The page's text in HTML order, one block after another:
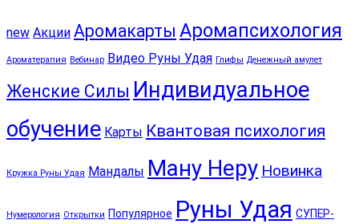
new Акции Аромакарты Аромапсихология
Ароматерапия Вебинар Видео Руны Удая Глифы Денежный амулет
Женские Силы Индивидуальное
обучение Карты Квантовая психология
Кружка Руны Удая Мандалы Ману Неру Новинка
Нумерология Открытки Популярное Руны Удая СУПЕР-